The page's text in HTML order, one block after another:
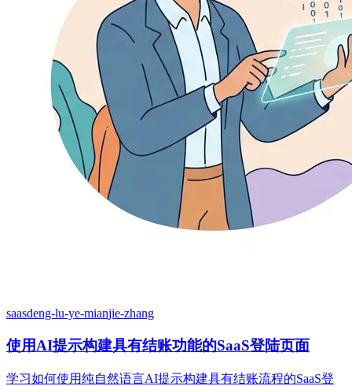
saasdeng-lu-ye-mianjie-zhang
使用AI提示构建具有结账功能的SaaS登陆页面
学习如何使用纯自然语言AI提示构建具有结账流程的SaaS登